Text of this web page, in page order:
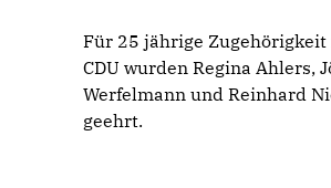
Für 25 jährige
CDU wurden Regina Ahlers,
Werfelmann und Reinhard
geehrt.